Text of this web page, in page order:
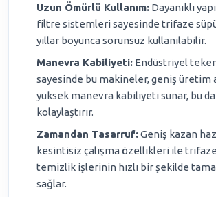
Uzun Ömürlü Kullanım: Dayanıklı
filtre sistemleri sayesinde trifaze
yıllar boyunca sorunsuz kullanılabilir.
Manevra Kabiliyeti: Endüstriyel
sayesinde bu makineler, geniş üretim
yüksek manevra kabiliyeti sunar, bu
kolaylaştırır.
Zamandan Tasarruf:Geniş kazan
kesintisiz çalışma özellikleri ile
temizlik işlerinin hızlı bir şekilde
sağlar.